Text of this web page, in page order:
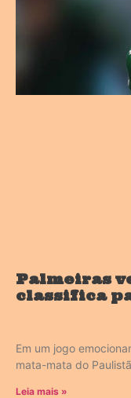
Palmeiras
classifica
Em um jogo
mata-mata do
Leia mais »